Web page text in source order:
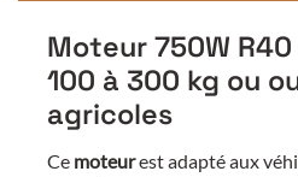
Moteur 750W
100 à 300 kg ou
agricoles
Ce moteurest adapté aux